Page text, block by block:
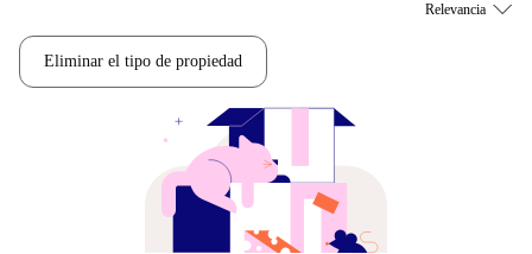
Eliminar el tipo de propiedad